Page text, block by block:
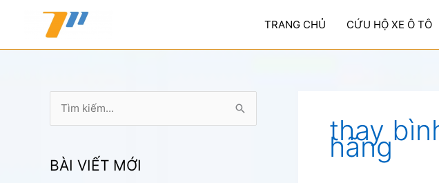
TRANG CHỦ CỨU HỘ XE Ô TÔ
k
BÀI VIẾT MỚI
thay
hãng